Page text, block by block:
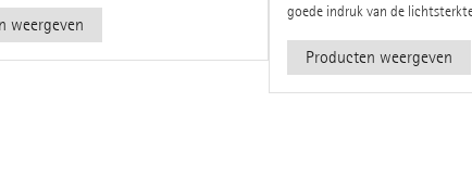
weergeven
goede indruk van de
Producten weergeven